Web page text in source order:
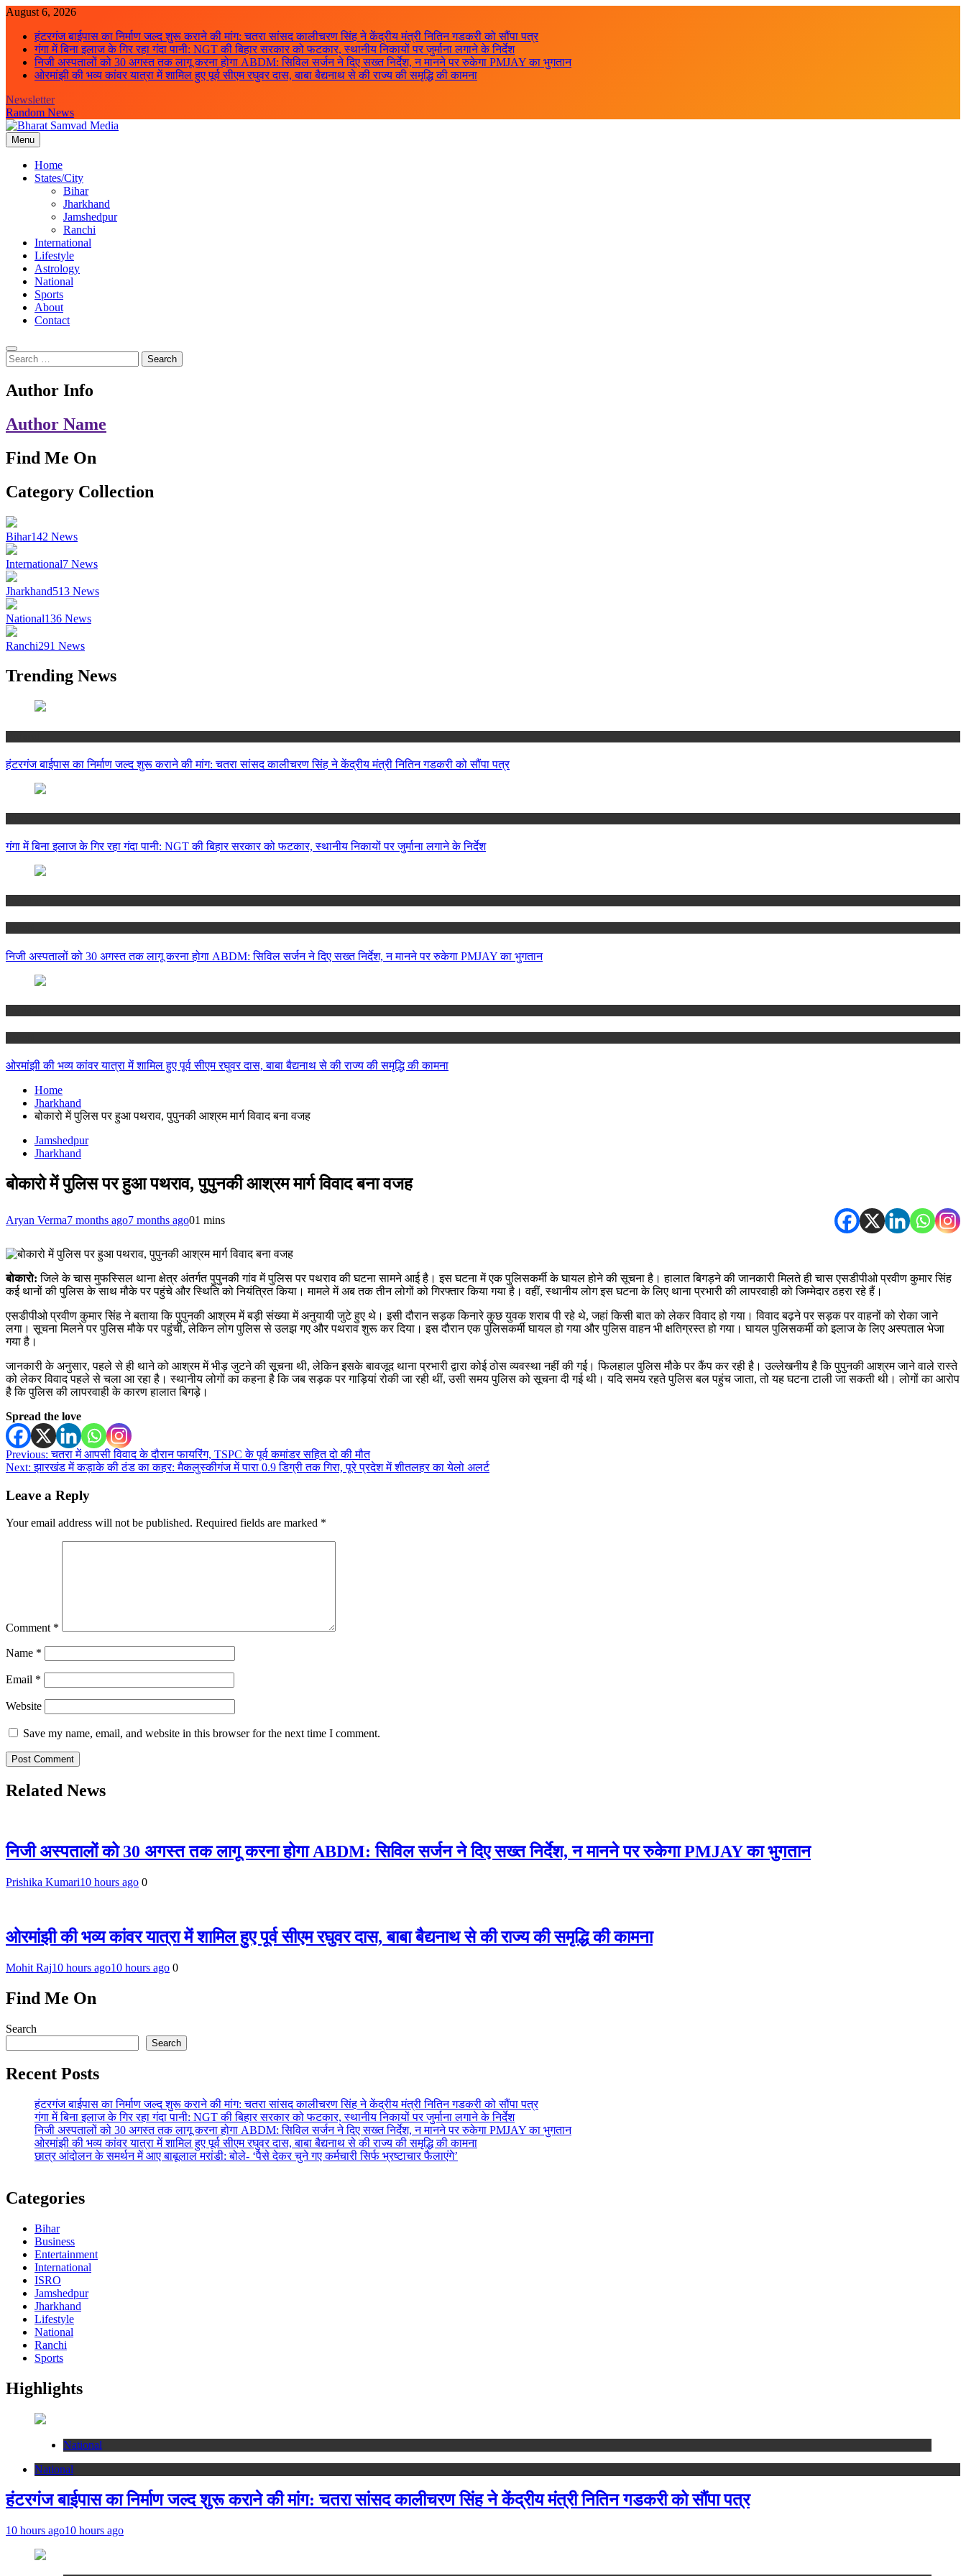
Skip
content
August 6, 2026
हंटरगंज बाईपास का निर्माण जल्द शुरू कराने की मांग: चतरा सांसद कालीचरण सिंह ने केंद्रीय मंत्री नितिन गडकरी को सौंपा पत्र
गंगा में बिना इलाज के गिर रहा गंदा पानी: NGT की बिहार सरकार को फटकार, स्थानीय निकायों पर जुर्माना लगाने के निर्देश
निजी अस्पतालों को 30 अगस्त तक लागू करना होगा ABDM: सिविल सर्जन ने दिए सख्त निर्देश, न मानने पर रुकेगा PMJAY का भुगतान
ओरमांझी की भव्य कांवर यात्रा में शामिल हुए पूर्व सीएम रघुवर दास, बाबा बैद्यनाथ से की राज्य की समृद्धि की कामना
Newsletter
Random News
Bharat Samvad Media
Menu
Home
States/City
Bihar
Jharkhand
Jamshedpur
Ranchi
International
Lifestyle
Astrology
National
Sports
About
Contact
Search
for:
Author Info
Author Name
Find Me On
Category Collection
Bihar142 News
International7 News
Jharkhand513 News
National136 News
Ranchi291 News
Trending News
हंटरगंज बाईपास का निर्माण जल्द शुरू कराने की मांग: चतरा सांसद कालीचरण सिंह ने केंद्रीय मंत्री नितिन गडकरी को सौंपा पत्र
गंगा में बिना इलाज के गिर रहा गंदा पानी: NGT की बिहार सरकार को फटकार, स्थानीय निकायों पर जुर्माना लगाने के निर्देश
निजी अस्पतालों को 30 अगस्त तक लागू करना होगा ABDM: सिविल सर्जन ने दिए सख्त निर्देश, न मानने पर रुकेगा PMJAY का भुगतान
ओरमांझी की भव्य कांवर यात्रा में शामिल हुए पूर्व सीएम रघुवर दास, बाबा बैद्यनाथ से की राज्य की समृद्धि की कामना
Home
Jharkhand
बोकारो में पुलिस पर हुआ पथराव, पुपुनकी आश्रम मार्ग विवाद बना वजह
Jamshedpur
Jharkhand
बोकारो में पुलिस पर हुआ पथराव, पुपुनकी आश्रम मार्ग विवाद बना वजह
Aryan Verma7 months ago7 months ago01 mins
बोकारो: जिले के चास मुफस्सिल थाना क्षेत्र अंतर्गत पुपुनकी गांव में पुलिस पर पथराव की घटना सामने आई है। इस घटना में एक पुलिसकर्मी के घायल होने की सूचना है। हालात बिगड़ने की जानकारी मिलते ही चास एसडीपीओ प्रवीण कुमार सिंह
कई थानों की पुलिस के साथ मौके पर पहुंचे और स्थिति को नियंत्रित किया। मामले में अब तक तीन लोगों को गिरफ्तार किया गया है। वहीं, स्थानीय लोग इस घटना के लिए थाना प्रभारी की लापरवाही को जिम्मेदार ठहरा रहे हैं।
एसडीपीओ प्रवीण कुमार सिंह ने बताया कि पुपुनकी आश्रम में बड़ी संख्या में अनुयायी जुटे हुए थे। इसी दौरान सड़क किनारे कुछ युवक शराब पी रहे थे, जहां किसी बात को लेकर विवाद हो गया। विवाद बढ़ने पर सड़क पर वाहनों को रोका जाने
लगा। सूचना मिलने पर पुलिस मौके पर पहुंची, लेकिन लोग पुलिस से उलझ गए और पथराव शुरू कर दिया। इस दौरान एक पुलिसकर्मी घायल हो गया और पुलिस वाहन भी क्षतिग्रस्त हो गया। घायल पुलिसकर्मी को इलाज के लिए अस्पताल भेजा
गया है।
जानकारी के अनुसार, पहले से ही थाने को आश्रम में भीड़ जुटने की सूचना थी, लेकिन इसके बावजूद थाना प्रभारी द्वारा कोई ठोस व्यवस्था नहीं की गई। फिलहाल पुलिस मौके पर कैंप कर रही है। उल्लेखनीय है कि पुपुनकी आश्रम जाने वाले रास्ते
को लेकर विवाद पहले से चला आ रहा है। स्थानीय लोगों का कहना है कि जब सड़क पर गाड़ियां रोकी जा रही थीं, उसी समय पुलिस को सूचना दी गई थी। यदि समय रहते पुलिस बल पहुंच जाता, तो यह घटना टाली जा सकती थी। लोगों का आरोप
है कि पुलिस की लापरवाही के कारण हालात बिगड़े।
Spread the love
Post
navigation
Previous: चतरा में आपसी विवाद के दौरान फायरिंग, TSPC के पूर्व कमांडर सहित दो की मौत
Next: झारखंड में कड़ाके की ठंड का कहर: मैकलुस्कीगंज में पारा 0.9 डिग्री तक गिरा, पूरे प्रदेश में शीतलहर का येलो अलर्ट
Leave a Reply
Your email address will not be published. Required fields are marked *
Comment *
Name *
Email *
Website
Save my name, email, and website in this browser for the next time I comment.
Related News
निजी अस्पतालों को 30 अगस्त तक लागू करना होगा ABDM: सिविल सर्जन ने दिए सख्त निर्देश, न मानने पर रुकेगा PMJAY का भुगतान
Prishika Kumari10 hours ago 0
ओरमांझी की भव्य कांवर यात्रा में शामिल हुए पूर्व सीएम रघुवर दास, बाबा बैद्यनाथ से की राज्य की समृद्धि की कामना
Mohit Raj10 hours ago10 hours ago 0
Find Me On
Search
Search
Recent Posts
हंटरगंज बाईपास का निर्माण जल्द शुरू कराने की मांग: चतरा सांसद कालीचरण सिंह ने केंद्रीय मंत्री नितिन गडकरी को सौंपा पत्र
गंगा में बिना इलाज के गिर रहा गंदा पानी: NGT की बिहार सरकार को फटकार, स्थानीय निकायों पर जुर्माना लगाने के निर्देश
निजी अस्पतालों को 30 अगस्त तक लागू करना होगा ABDM: सिविल सर्जन ने दिए सख्त निर्देश, न मानने पर रुकेगा PMJAY का भुगतान
ओरमांझी की भव्य कांवर यात्रा में शामिल हुए पूर्व सीएम रघुवर दास, बाबा बैद्यनाथ से की राज्य की समृद्धि की कामना
छात्र आंदोलन के समर्थन में आए बाबूलाल मरांडी: बोले- ‘पैसे देकर चुने गए कर्मचारी सिर्फ भ्रष्टाचार फैलाएंगे’
Categories
Bihar
Business
Entertainment
International
ISRO
Jamshedpur
Jharkhand
Lifestyle
National
Ranchi
Sports
Highlights
National
National
हंटरगंज बाईपास का निर्माण जल्द शुरू कराने की मांग: चतरा सांसद कालीचरण सिंह ने केंद्रीय मंत्री नितिन गडकरी को सौंपा पत्र
10 hours ago10 hours ago